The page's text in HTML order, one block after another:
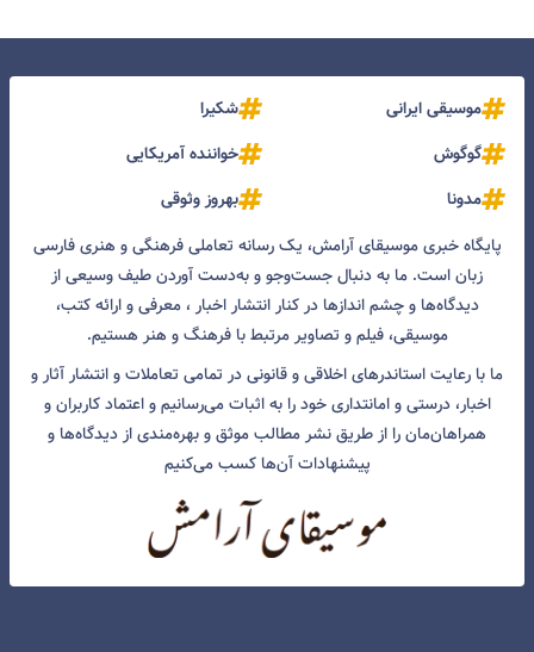
موسیقی ایرانی
شکیرا
گوگوش
خواننده آمریکایی
مدونا
بهروز وثوقی
پایگاه خبری موسیقای آرامش، یک رسانه تعاملی فرهنگی و هنری فارسی
زبان است. ما به دنبال جست‌و‌جو و به‌دست آوردن طیف وسیعی از
دیدگاه‌ها و چشم انداز‌ها در کنار انتشار اخبار ، معرفی و ارائه کتب،
موسیقی، فیلم و تصاویر مرتبط با فرهنگ و هنر هستیم.
ما با رعایت استاندرهای اخلاقی و قانونی در تمامی تعاملات و انتشار آثار و
اخبار، درستی و امانتداری خود را به اثبات می‌رسانیم و اعتماد کاربران و
همراهان‌مان را از طریق نشر مطالب موثق و بهره‌مندی از دیدگاه‌ها و
پیشنهادات آن‌ها کسب می‌کنیم